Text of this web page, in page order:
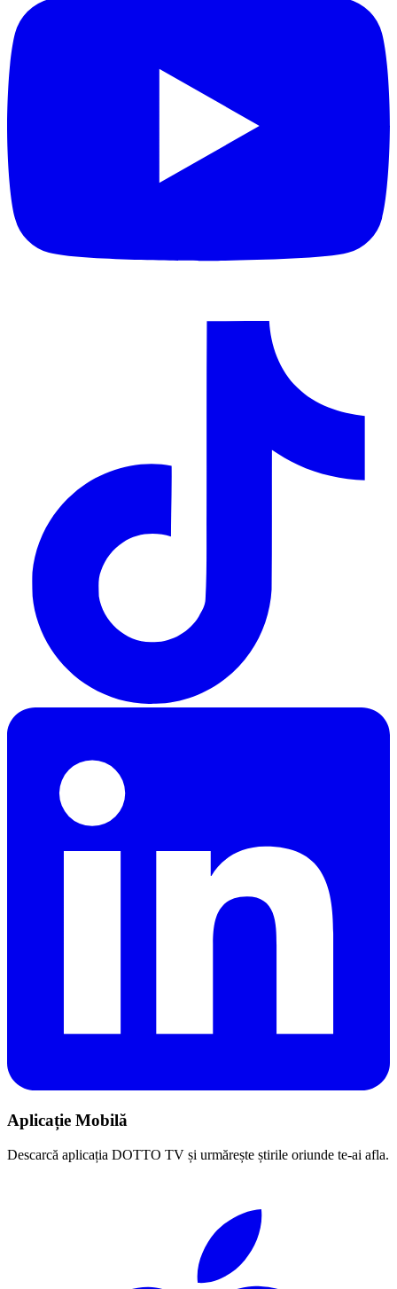
Aplicație Mobilă
Descarcă aplicația DOTTO TV și urmărește știrile oriunde te-ai afla.